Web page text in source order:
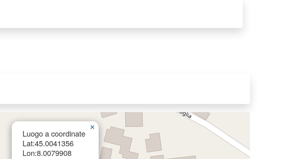
Luogo a coordinate
Lat:45.0041356
Lon:8.0079908
×